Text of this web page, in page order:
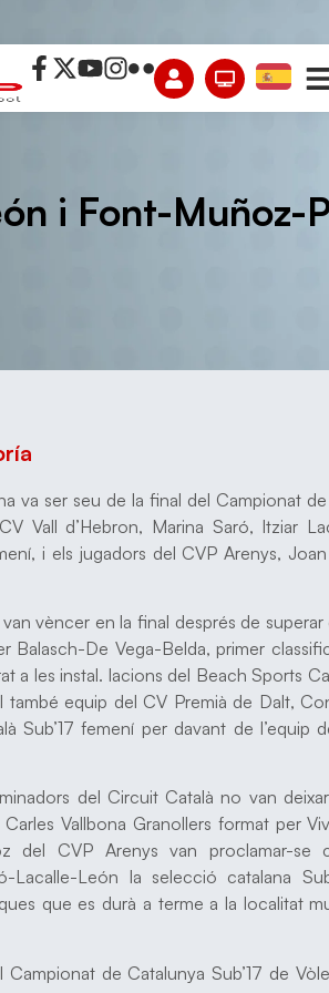
i Font-Muñoz-
va ser seu de la final del Campionat de
Vall d’Hebron, Marina Saró, Itziar
i els jugadors del CVP Arenys,
vèncer en la final després de
Balasch-De Vega-Belda, primer
a les instal. lacions del Beach Sports
equip del CV Premià de Dalt,
Sub’17 femení per davant de l’equip
del Circuit Català no van
Vallbona Granollers format per
del CVP Arenys van proclamar-se
Lacalle-León la selecció catalana
que es durà a terme a la localitat
de Catalunya Sub’17 de